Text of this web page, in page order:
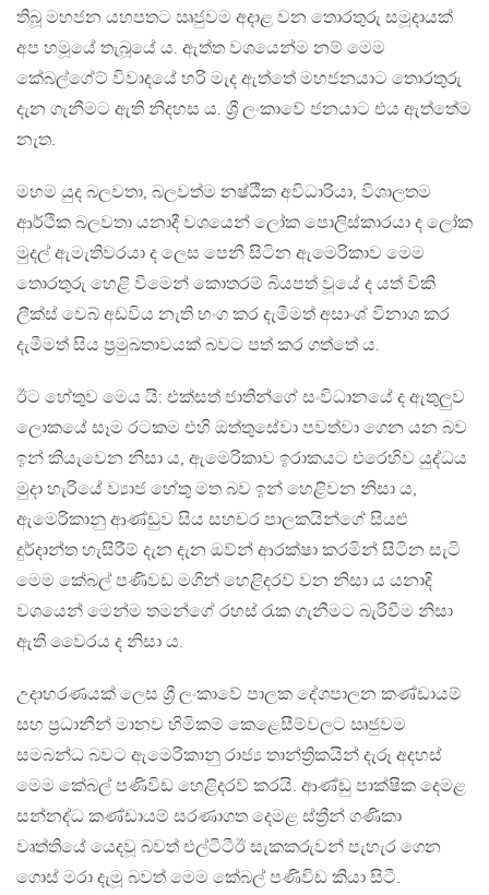
තිබූ මහජන යහපතට ඍජුවම අදාළ වන තොරතුරු සමූදායක්
අප හමූයේ තැබූයේ ය. ඇත්ත වශයෙන්ම නම් මෙම
කේබල්ගේට් විවාදයේ හරි මැද ඇත්තේ මහජනයාට තොරතුරු
දැන ගැනීමට ඇති නිදහස ය. ශ්‍රී ලංකාවේ ජනයාට එය ඇත්තේම
නැත.
මහම යුද බලවතා, බලවත්ම නෂ්ඨික අවිධාරියා, විශාලතම
ආර්ථික බලවතා යනාදී වශයෙන් ලෝක පොලිස්කාරයා ද ලෝක
මුදල් ඇමැතිවරයා ද ලෙස පෙනී සිටින ඇමෙරිකාව මෙම
තොරතුරු හෙළි වීමෙන් කොතරම් බියපත් වූයේ ද යත් විකි
ලීක්ස් වෙබ් අඩවිය නැති භංග කර දැමීමත් අසාංශ් විනාශ කර
දැමීමත් සිය ප්‍රමුඛතාවයක් බවට පත් කර ගත්තේ ය.
ඊට හේතුව මෙය යි: එක්සත් ජාතින්ගේ සංවිධානයේ ද ඇතුලුව
ලොකයේ සෑම රටකම එහි ඔත්තුසේවා පවත්වා ගෙන යන බව
ඉන් කියැවෙන නිසා ය, ඇමෙරිකාව ඉරාකයට එරෙහිව යුද්ධය
මුදා හැරියේ ව්‍යාජ හේතු මත බව ඉන් හෙළිවන නිසා ය,
ඇමෙරිකානු ආණ්ඩුව සිය සහචර පාලකයින්ගේ සියළු
දුර්දාන්ත හැසිරීම් දැන දැන ඔව්න් ආරක්ෂා කරමින් සිටින සැටි
මෙම කේබල් පණිවඩ මගින් හෙළිදරව් වන නිසා ය යනාදි
වශයෙන් මෙන්ම තමන්ගේ රහස් රැක ගැනීමට බැරිවීම නිසා
ඇති වෛරය ද නිසා ය.
උදාහරණයක් ලෙස ශ්‍රී ලංකාවේ පාලක දේශපාලන කණ්ඩායම්
සහ ප්‍රධානීන් මානව හිමිකම් කෙළෙසීම්වලට ඍජුවම
සමබන්ධ බවට ඇමෙරිකානු රාජ්‍ය තාන්ත්‍රිකයින් දැරූ අදහස්
මෙම කේබල් පණිවිඩ හෙළිදරව් කරයි. ආණ්ඩු පාක්ෂික දෙමළ
සන්නද්ධ කණ්ඩායම් සරණාගත දෙමළ ස්ත්‍රීන් ගණිකා
වෘත්තියේ යෙදවූ බවත් එල්ටීටීඊ සැකකරුවන් පැහැර ගෙන
ගොස් මරා දැමූ බවත් මෙම කේබල් පණිවිඩ කියා සිටී.